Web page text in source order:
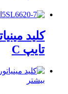
تایپ C
بیشتر